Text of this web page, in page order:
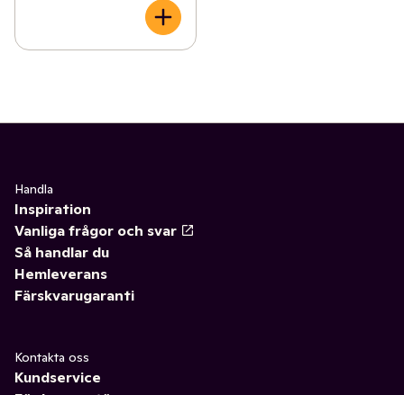
Handla
Inspiration
Vanliga frågor och svar
Så handlar du
Hemleverans
Färskvarugaranti
Kontakta oss
Kundservice